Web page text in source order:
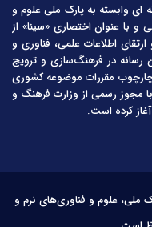
ای وابسته به پارک ملی علوم و
و با عنوان اختصاری «سینا» از
و ارتقای اطلاعات علمی، فناوری و
رسانه در فرهنگ‌سازی و ترویج
چارچوب مقررات موضوعه کشوری
مجوز رسمی از وزارت فرهنگ و
ملی، علوم و فناوری‌های نرم و